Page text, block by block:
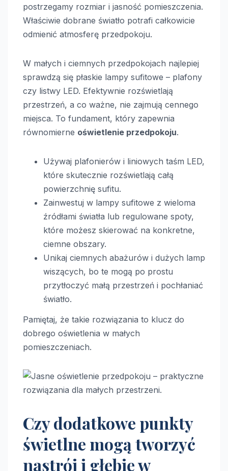
postrzegamy rozmiar i jasność pomieszczenia.
Właściwie dobrane światło potrafi całkowicie
odmienić atmosferę przedpokoju.
W małych i ciemnych przedpokojach najlepiej
sprawdzą się płaskie lampy sufitowe – plafony
czy listwy LED. Efektywnie rozświetlają
przestrzeń, a co ważne, nie zajmują cennego
miejsca. To fundament, który zapewnia
równomierne oświetlenie przedpokoju.
Używaj plafonierów i liniowych taśm LED,
które skutecznie rozświetlają całą
powierzchnię sufitu.
Zainwestuj w lampy sufitowe z wieloma
źródłami światła lub regulowane spoty,
które możesz skierować na konkretne,
ciemne obszary.
Unikaj ciemnych abażurów i dużych lamp
wiszących, bo te mogą po prostu
przytłoczyć małą przestrzeń i pochłaniać
światło.
Pamiętaj, że takie rozwiązania to klucz do
dobrego oświetlenia w małych
pomieszczeniach.
Czy dodatkowe punkty
świetlne mogą tworzyć
nastrój i głębię w